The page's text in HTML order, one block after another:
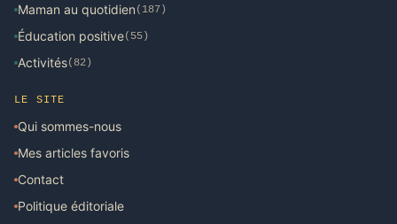
Maman au quotidien (187)
Éducation positive(55)
Activités(82)
LE SITE
Qui sommes-nous
Mes articles favoris
Contact
Politique éditoriale